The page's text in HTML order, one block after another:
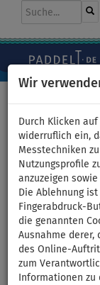
Wir
Durch Klicken
widerruflich ein,
Messtechniken
Nutzungsprofile
anzuzeigen
Die Ablehnung
Fingerabdruck-
die genannten
Ausnahme derer,
des Online-
zum
Informationen zu
Neon